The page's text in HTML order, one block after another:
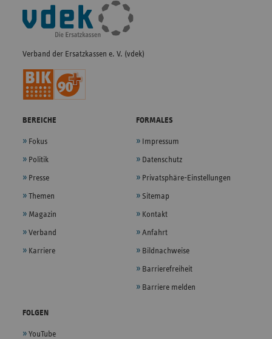
Fußleisten-
Navigation
Verband der Ersatzkassen e. V. (vdek)
BEREICHE
Fokus
Politik
Presse
Themen
Magazin
Verband
Karriere
FORMALES
Impressum
Datenschutz
Privatsphäre-Einstellungen
Sitemap
Kontakt
Anfahrt
Bildnachweise
Barrierefreiheit
Barriere melden
FOLGEN
YouTube